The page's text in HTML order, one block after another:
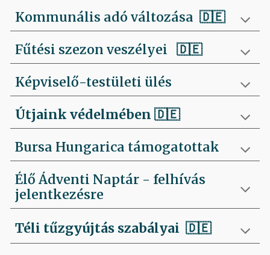
Kommunális adó változása 🇩🇪
Fűtési szezon veszélyei 🇩🇪
Képviselő-testületi ülés
Útjaink védelmében🇩🇪
Bursa Hungarica támogatottak
Élő Ádventi Naptár - felhívás
jelentkezésre
Téli tűzgyújtás szabályai 🇩🇪